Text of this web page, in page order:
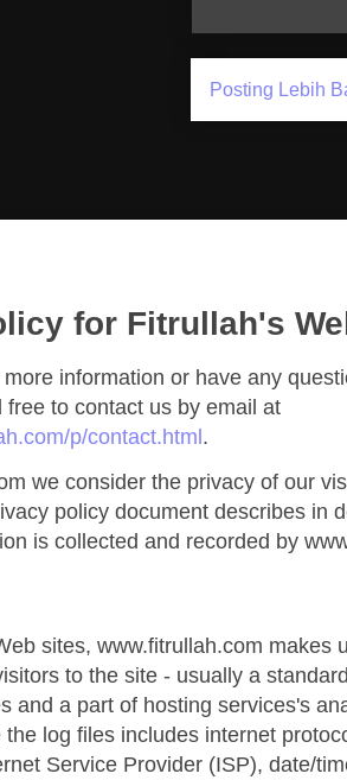
Posting Lebih
for Fitrullah's
information or have any
free to contact us by email at
p/contact.html.
we consider the privacy of our
policy document describes in
is collected and recorded by
sites, www.fitrullah.com makes
to the site - usually a
and a part of hosting services's
log files includes internet
Service Provider (ISP), date/